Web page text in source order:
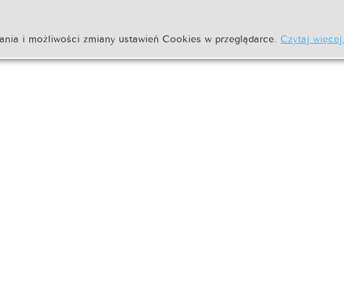
i możliwości zmiany ustawień Cookies w przeglądarce.Czytaj więcej...